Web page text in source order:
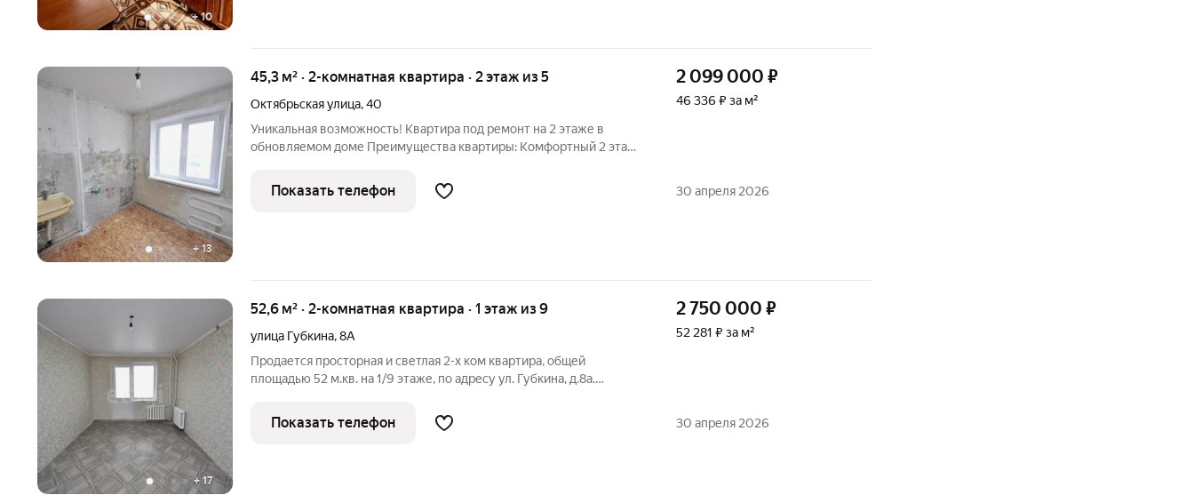
+10
+13
45,3 м² · 2-комнатная квартира · 2 этаж из 5
Октябрьская улица,40
Уникальная возможность! Квартира под ремонт на 2 этаже в
обновляемом доме Преимущества квартиры: Комфортный 2 этаж
ремонт дома в процессе современные коммуникации и
обновленный фасад! Дом
2 099 000 ₽
46 336 ₽ за м²
Показать телефон 30 апреля 2026
+17
52,6 м² · 2-комнатная квартира · 1 этаж из 9
улица Губкина,8А
Продается просторная и светлая 2-х ком квартира, общей
площадью 52 м.кв. на 1/9 этаже, по адресу ул. Губкина, д.8а.
коридором. Выполнен косметический ремонт - установлены
пластиковые окна, сделаны
2 750 000 ₽
52 281 ₽ за м²
Показать телефон 30 апреля 2026